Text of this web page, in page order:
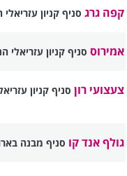
קפה גרג סניף קניון עזריאלי
אמירוס סניף קניון עזריאלי
צעצועי רון סניף קניון
גולף אנד קו סניף מבנה